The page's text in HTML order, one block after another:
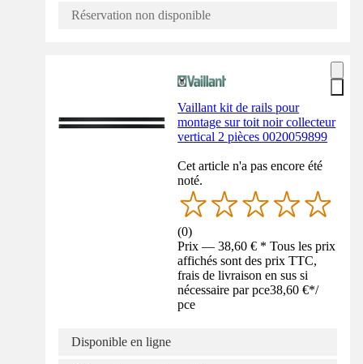
Réservation non disponible
Vaillant kit de rails pour
montage sur toit noir collecteur
vertical 2 pièces 0020059899
Cet article n'a pas encore été
noté.
(0)
Prix — 38,60 € * Tous les prix
affichés sont des prix TTC,
frais de livraison en sus si
nécessaire par pce38,60 €*/
pce
Disponible en ligne